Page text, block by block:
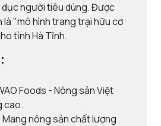
dục người tiêu dùng. Được
là "mô hình trang trại hữu cơ
tỉnh Hà Tĩnh.
Foods - Nông sản Việt
cao.
Mang nông sản chất lượng